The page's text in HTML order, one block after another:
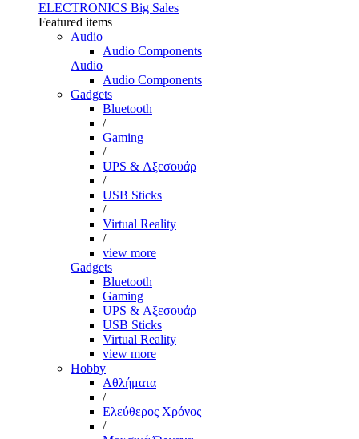
ELECTRONICS Big Sales
Featured items
Audio
Audio Components
Audio
Audio Components
Gadgets
Bluetooth
/
Gaming
/
UPS & Αξεσουάρ
/
USB Sticks
/
Virtual Reality
/
view more
Gadgets
Bluetooth
Gaming
UPS & Αξεσουάρ
USB Sticks
Virtual Reality
view more
Hobby
Αθλήματα
/
Ελεύθερος Χρόνος
/